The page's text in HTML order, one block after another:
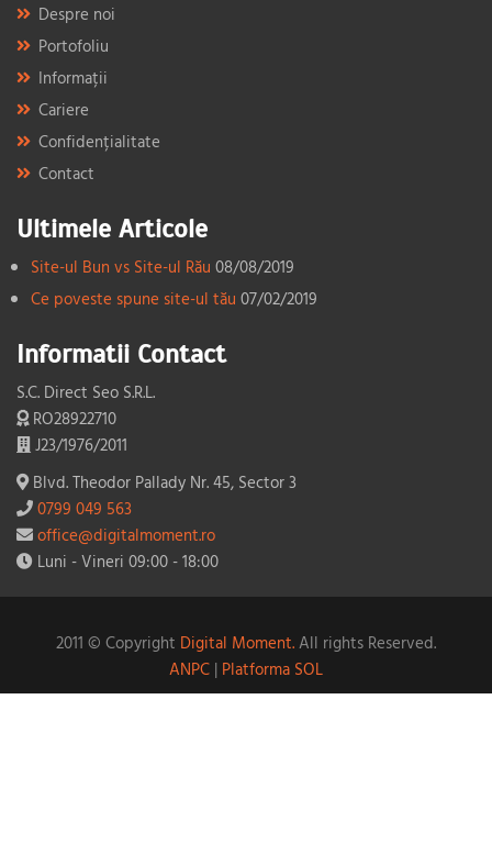
Despre noi
Portofoliu
Informații
Cariere
Confidențialitate
Contact
Ultimele Articole
Site-ul Bun vs Site-ul Rău 08/08/2019
Ce poveste spune site-ul tău 07/02/2019
Informatii Contact
S.C. Direct Seo S.R.L.
RO28922710
J23/1976/2011
Blvd. Theodor Pallady Nr. 45, Sector 3
0799 049 563
office@digitalmoment.ro
Luni - Vineri 09:00 - 18:00
2011 © Copyright Digital Moment.All rights Reserved.
ANPC | Platforma SOL